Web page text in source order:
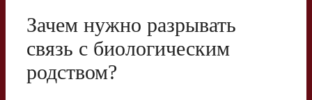
Зачем нужно разрывать
связь с биологическим
родством?